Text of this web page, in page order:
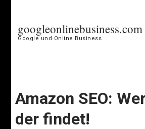
content
(Press
googleonlinebusiness.com
Google und Online Business
Amazon SEO:
der findet!